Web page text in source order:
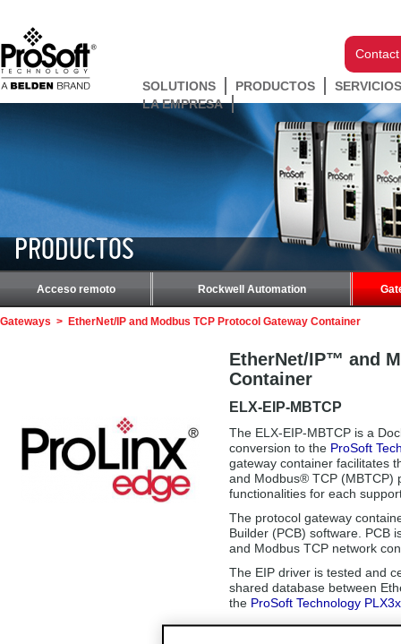
SOLUTIONS PRODUCTOS
LA EMPRESA
PRODUCTOS
Acceso remoto Rockwell Automation
Gateways > EtherNet/IP and Modbus TCP Protocol Gateway Container
EtherNet/IP™ and
Container
ELX-EIP-MBTCP
The ELX-EIP-MBTCP is a
conversion to the ProSoft
gateway container facilitates
and Modbus® TCP (MBTCP)
functionalities for each
The protocol gateway
Builder (PCB) software. PCB
and Modbus TCP network
The EIP driver is tested and
shared database between
the ProSoft Technology